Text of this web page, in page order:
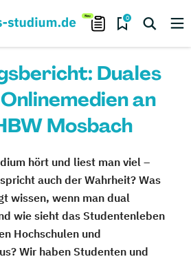
0
Duales
an
Mosbach
hört und liest man viel –
auch der Wahrheit? Was
wissen, wenn man dual
wie sieht das Studentenleben
Hochschulen und
Wir haben Studenten und